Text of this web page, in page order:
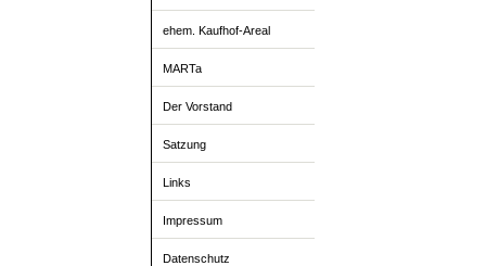
ehem. Kaufhof-Areal
MARTa
Der Vorstand
Satzung
Links
Impressum
Datenschutz